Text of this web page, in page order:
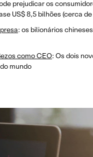
prejudicar os
US$ 8,5 bilhões (cerca
: os bilionários
como CEO: Os dois
mundo